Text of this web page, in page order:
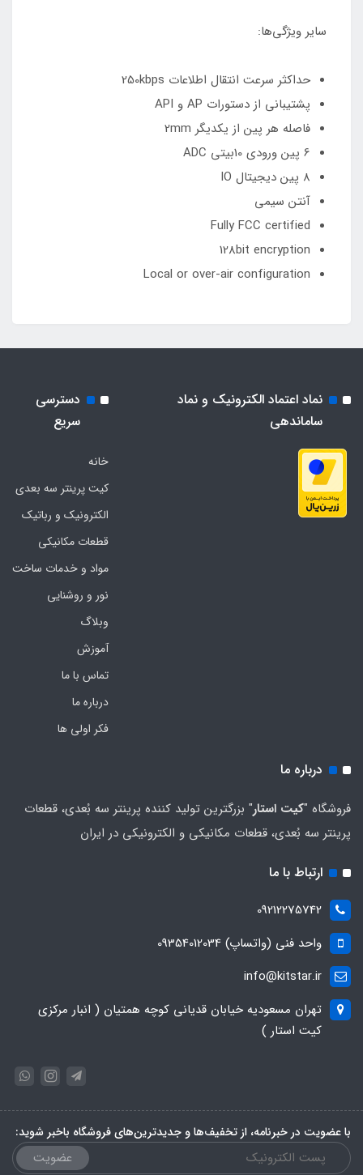
سایر ویژگی‌ها:
حداکثر سرعت انتقال اطلاعات 250kbps
پشتیبانی از دستورات AP و API
فاصله هر پین از یکدیگر 2mm
6 پین ورودی 10بیتی ADC
8 پین دیجیتال IO
آنتن سیمی
Fully FCC certified
128bit encryption
Local or over-air configuration
نماد اعتماد الکترونیک و نماد
ساماندهی
دسترسی
سریع
خانه
کیت پرینتر سه بعدی
الکترونیک و رباتیک
قطعات مکانیکی
مواد و خدمات ساخت
نور و روشنایی
وبلاگ
آموزش
تماس با ما
درباره ما
فکر اولی ها
درباره ما
فروشگاه "کیت استار" بزرگترین تولید کننده پرینتر سه بُعدی، قطعات
پرینتر سه بُعدی، قطعات مکانیکی و الکترونیکی در ایران
ارتباط با ما
09212275742
واحد فنی (واتساپ) 09354012034
info@kitstar.ir
تهران مسعودیه خیابان قدیانی کوچه همتیان ( انبار مرکزی
کیت استار )
با عضویت در خبرنامه، از تخفیف‌ها و جدیدترین‌های فروشگاه باخبر شوید:
عضویت